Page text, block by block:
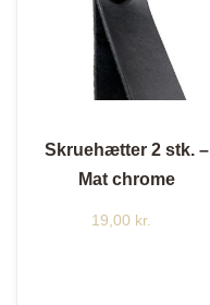
Skruehætter 2 stk. –
Mat chrome
19,00 kr.